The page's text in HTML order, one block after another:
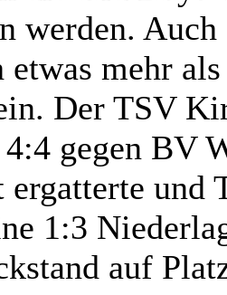
werden.
etwas mehr
Der TSV
gegen BV
ergatterte
1:3
auf